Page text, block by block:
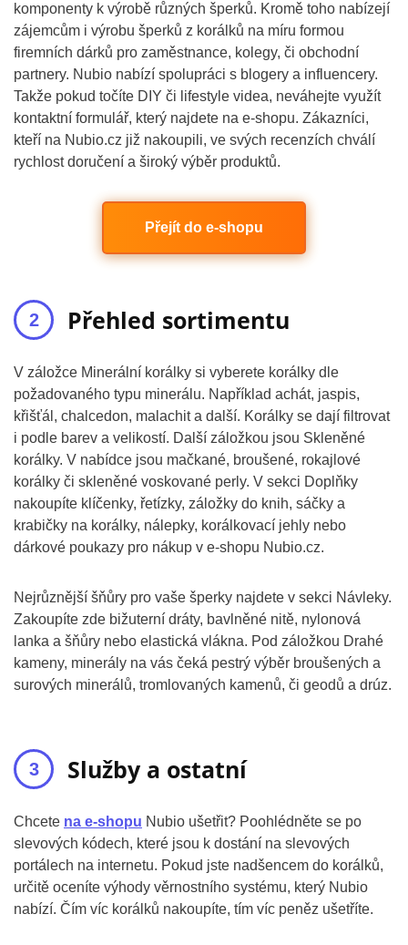
komponenty k výrobě různých šperků. Kromě toho nabízejí
zájemcům i výrobu šperků z korálků na míru formou
firemních dárků pro zaměstnance, kolegy, či obchodní
partnery. Nubio nabízí spolupráci s blogery a influencery.
Takže pokud točíte DIY či lifestyle videa, neváhejte využít
kontaktní formulář, který najdete na e-shopu. Zákazníci,
kteří na Nubio.cz již nakoupili, ve svých recenzích chválí
rychlost doručení a široký výběr produktů.
Přejít do e-shopu
Přehled sortimentu
V záložce Minerální korálky si vyberete korálky dle
požadovaného typu minerálu. Například achát, jaspis,
křišťál, chalcedon, malachit a další. Korálky se dají filtrovat
i podle barev a velikostí. Další záložkou jsou Skleněné
korálky. V nabídce jsou mačkané, broušené, rokajlové
korálky či skleněné voskované perly. V sekci Doplňky
nakoupíte klíčenky, řetízky, záložky do knih, sáčky a
krabičky na korálky, nálepky, korálkovací jehly nebo
dárkové poukazy pro nákup v e-shopu Nubio.cz.
Nejrůznější šňůry pro vaše šperky najdete v sekci Návleky.
Zakoupíte zde bižuterní dráty, bavlněné nitě, nylonová
lanka a šňůry nebo elastická vlákna. Pod záložkou Drahé
kameny, minerály na vás čeká pestrý výběr broušených a
surových minerálů, tromlovaných kamenů, či geodů a drúz.
Služby a ostatní
Chcete na e-shopu Nubio ušetřit? Poohlédněte se po
slevových kódech, které jsou k dostání na slevových
portálech na internetu. Pokud jste nadšencem do korálků,
určitě oceníte výhody věrnostního systému, který Nubio
nabízí. Čím víc korálků nakoupíte, tím víc peněz ušetříte.